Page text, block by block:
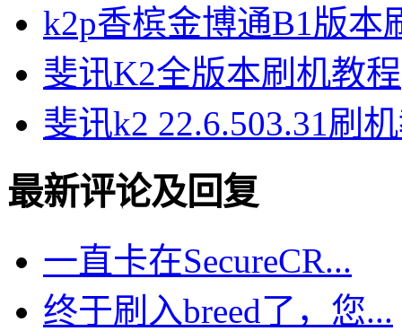
k2p香槟金博通B1版本
斐讯K2全版本刷机教程
斐讯k2 22.6.503.31刷
最新评论及回复
一直卡在SecureCR...
终于刷入breed了，您...